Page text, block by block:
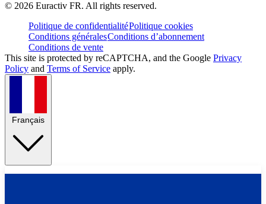
© 2026 Euractiv FR. All rights reserved.
Politique de confidentialitéPolitique cookies
Conditions généralesConditions d’abonnement
Conditions de vente
This site is protected by reCAPTCHA, and the Google Privacy
Policy and Terms of Service apply.
Français